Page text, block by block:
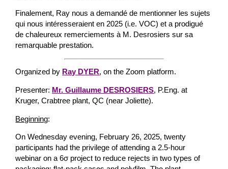
Finalement, Ray nous a demandé de mentionner les sujets
qui nous intéresseraient en 2025 (i.e. VOC) et a prodigué
de chaleureux remerciements à M. Desrosiers sur sa
remarquable prestation.
Organized by Ray DYER, on the Zoom platform.
Presenter: Mr. Guillaume DESROSIERS, P.Eng. at
Kruger, Crabtree plant, QC (near Joliette).
Beginning:
On Wednesday evening, February 26, 2025, twenty
participants had the privilege of attending a 2.5-hour
webinar on a 6σ project to reduce rejects in two types of